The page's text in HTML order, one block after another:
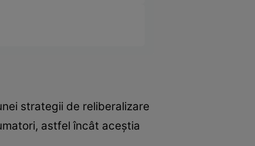
strategii de reliberalizare
astfel încât aceștia